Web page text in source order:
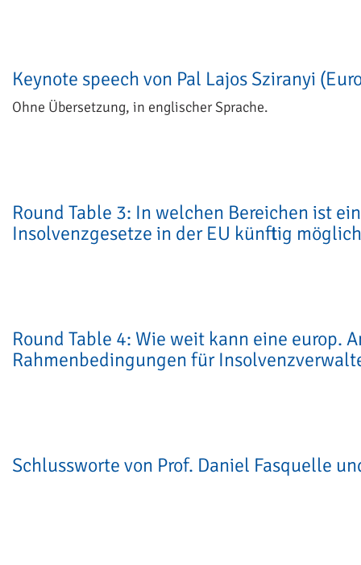
Keynote speech von Pal Lajos Sziranyi
Ohne Übersetzung, in englischer Sprache.
Round Table 3: In welchen Bereichen ist
Insolvenzgesetze in der EU künftig
Round Table 4: Wie weit kann eine europ.
Rahmenbedingungen für
Schlussworte von Prof. Daniel Fasquelle